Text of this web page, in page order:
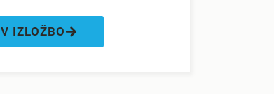
V IZLOŽBO